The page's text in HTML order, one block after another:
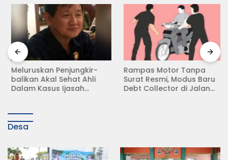
Meluruskan Penjungkir-
balikan Akal Sehat Ahli
Dalam Kasus Ijasah
Rampas Motor Tanpa
Surat Resmi, Modus Baru
Debt Collector di Jalan
Desa